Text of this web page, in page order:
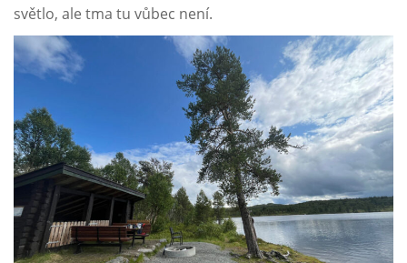
světlo, ale tma tu vůbec není.